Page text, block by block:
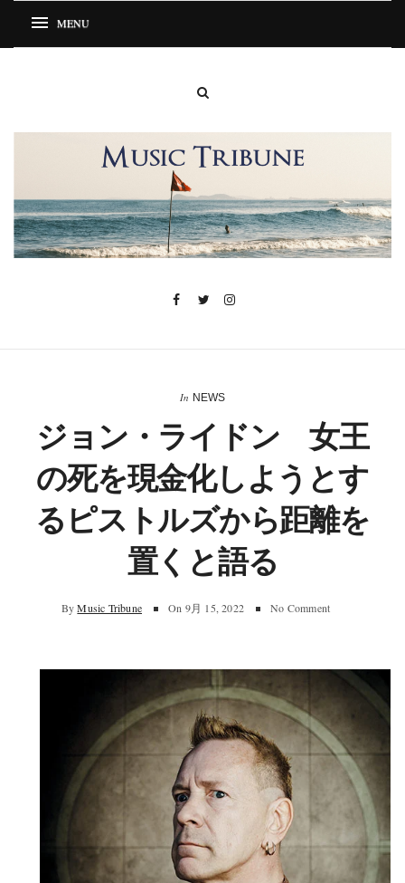
In NEWS
ジョン・ライドン 女王
の死を現金化しようとす
るピストルズから距離を
置くと語る
By Music Tribune On 9月 15, 2022 No Comment